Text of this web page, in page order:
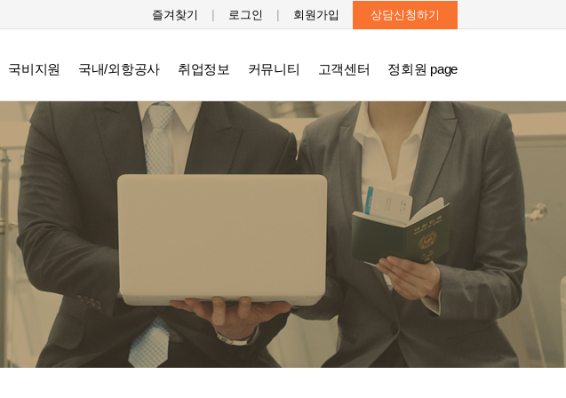
즐겨찾기 | 로그인 | 회원가입 상담신청하기
국비지원 국내/외항공사 취업정보 커뮤니티 고객센터 정회원 page